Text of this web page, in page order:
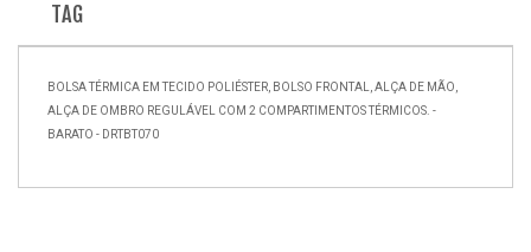
TAG
BOLSA TÉRMICA EM TECIDO POLIÉSTER, BOLSO FRONTAL, ALÇA DE MÃO,
ALÇA DE OMBRO REGULÁVEL COM 2 COMPARTIMENTOS TÉRMICOS. -
BARATO - DRTBT070